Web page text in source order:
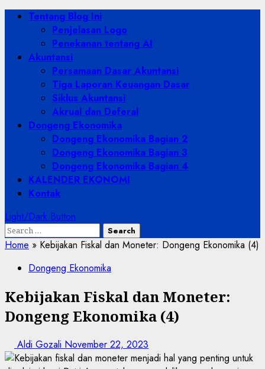
Skip
PrimaryTentang Blog Ini
Penjelasan Logo
Penekanan tentang AI
Akuntansi
Persamaan Dasar Akuntansi
Tiga Laporan Keuangan Dasar
Siklus Akuntansi
Akrual dan Deferal
Dongeng Ekonomika
Dongeng Ekonomika Bagian 2
Dongeng Ekonomika Bagian 3
Dongeng Ekonomika Bagian 4
KALENDER EKONOMI
Kontak
Light/Dark Button
Search
for:
Home » Kebijakan Fiskal dan Moneter: Dongeng Ekonomika (4)
Dongeng Ekonomika
Kebijakan Fiskal dan Moneter:
Dongeng Ekonomika (4)
Aldi Gozali November 22, 2023